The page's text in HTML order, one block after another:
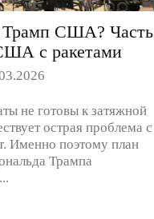
Трамп США? Часть
с ракетами
не готовы к затяжной
острая проблема с
Именно поэтому план
Трампа